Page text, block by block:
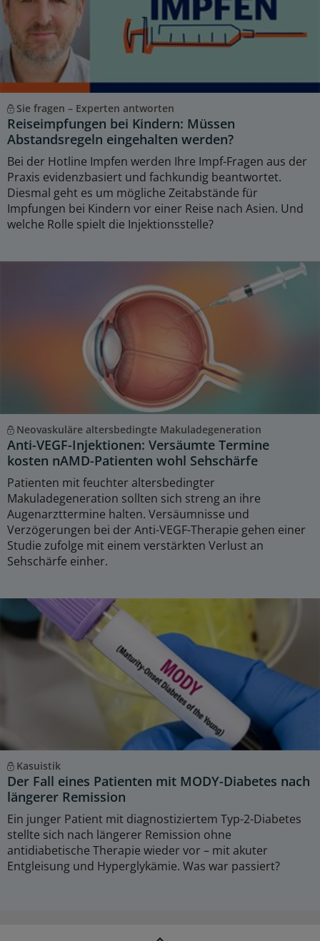
Sie fragen – Experten antworten
Reiseimpfungen bei Kindern: Müssen
Abstandsregeln eingehalten werden?
Bei der Hotline Impfen werden Ihre Impf-Fragen aus der
Praxis evidenzbasiert und fachkundig beantwortet.
Diesmal geht es um mögliche Zeitabstände für
Impfungen bei Kindern vor einer Reise nach Asien. Und
welche Rolle spielt die Injektionsstelle?
Neovaskuläre altersbedingte Makuladegeneration
Anti-VEGF-Injektionen: Versäumte Termine
kosten nAMD-Patienten wohl Sehschärfe
Patienten mit feuchter altersbedingter
Makuladegeneration sollten sich streng an ihre
Augenarzttermine halten. Versäumnisse und
Verzögerungen bei der Anti-VEGF-Therapie gehen einer
Studie zufolge mit einem verstärkten Verlust an
Sehschärfe einher.
Kasuistik
Der Fall eines Patienten mit MODY-Diabetes nach
längerer Remission
Ein junger Patient mit diagnostiziertem Typ-2-Diabetes
stellte sich nach längerer Remission ohne
antidiabetische Therapie wieder vor – mit akuter
Entgleisung und Hyperglykämie. Was war passiert?